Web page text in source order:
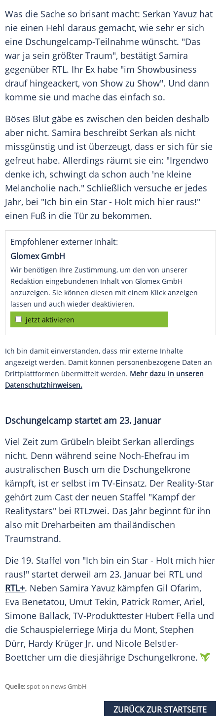
Was die Sache so brisant macht: Serkan Yavuz hat
nie einen Hehl daraus gemacht, wie sehr er sich
eine Dschungelcamp-Teilnahme wünscht. "Das
war ja sein größter Traum", bestätigt Samira
gegenüber RTL. Ihr Ex habe "im Showbusiness
drauf hingeackert, von Show zu Show". Und dann
komme sie und mache das einfach so.
Böses Blut gäbe es zwischen den beiden deshalb
aber nicht. Samira beschreibt Serkan als nicht
missgünstig und ist überzeugt, dass er sich für sie
gefreut habe. Allerdings räumt sie ein: "Irgendwo
denke ich, schwingt da schon auch 'ne kleine
Melancholie nach." Schließlich versuche er jedes
Jahr, bei "Ich bin ein Star - Holt mich hier raus!"
einen Fuß in die Tür zu bekommen.
Empfohlener externer Inhalt:
Glomex GmbH
Wir benötigen Ihre Zustimmung, um den von unserer
Redaktion eingebundenen Inhalt von Glomex GmbH
anzuzeigen. Sie können diesen mit einem Klick anzeigen
lassen und auch wieder deaktivieren.
jetzt aktivieren
Ich bin damit einverstanden, dass mir externe Inhalte
angezeigt werden. Damit können personenbezogene Daten an
Drittplattformen übermittelt werden. Mehr dazu in unseren
Datenschutzhinweisen.
Dschungelcamp startet am 23. Januar
Viel Zeit zum Grübeln bleibt Serkan allerdings
nicht. Denn während seine Noch-Ehefrau im
australischen Busch um die Dschungelkrone
kämpft, ist er selbst im TV-Einsatz. Der Reality-Star
gehört zum Cast der neuen Staffel "Kampf der
Realitystars" bei RTLzwei. Das Jahr beginnt für ihn
also mit Dreharbeiten am thailändischen
Traumstrand.
Die 19. Staffel von "Ich bin ein Star - Holt mich hier
raus!" startet derweil am 23. Januar bei RTL und
RTL+. Neben Samira Yavuz kämpfen Gil Ofarim,
Eva Benetatou, Umut Tekin, Patrick Romer, Ariel,
Simone Ballack, TV-Produkttester Hubert Fella und
die Schauspielerriege Mirja du Mont, Stephen
Dürr, Hardy Krüger Jr. und Nicole Belstler-
Boettcher um die diesjährige Dschungelkrone.
Quelle:spot on news GmbH
ZURÜCK ZUR STARTSEITE